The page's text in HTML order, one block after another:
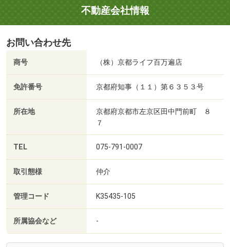
不動産会社情報
お問い合わせ先
商号 （株）京都ライフ百万遍店
免許番号 京都府知事（１１）第６３５３号
所在地
京都府京都市左京区田中門前町 ８
７
TEL 075-791-0007
取引態様 仲介
管理コード K35435-105
所属協会など -